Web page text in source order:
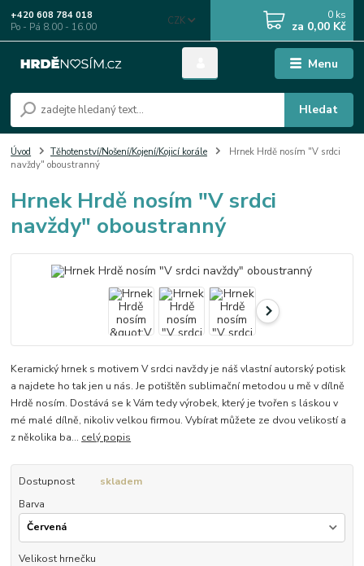
Menu
CZK
Hledat
+420 608 784 018
Po - Pá 8.00 - 16.00
0 ks
za 0,00 Kč
Úvod Těhotenství/Nošení/Kojení/Kojicí korále
Hrnek Hrdě nosím "V srdci
navždy" oboustranný
Hrnek Hrdě nosím "V srdci
navždy" oboustranný
Keramický hrnek s motivem V srdci navždy je náš vlastní autorský potisk
a najdete ho tak jen u nás. Je potištěn sublimační metodou u mě v dílně
Hrdě nosím. Dostává se k Vám tedy výrobek, který je tvořen s láskou v
mé malé dílně, nikoliv velkou firmou. Vybírat můžete ze dvou velikostí a
z několika ba... celý popis
Dostupnost
skladem
Barva
Velikost hrnečku